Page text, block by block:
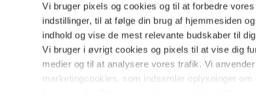
Vi bruger pixels og cookies og til at forbedre
indstillinger, til at følge din brug af hjemmesiden
indhold og vise de mest relevante budskaber til
Vi bruger i øvrigt cookies og pixels til at vise dig
medier og til at analysere vores trafik. Vi
marketingcookies, som indsamler oplysninger
Åbningstider
Man-tors: 09.00-
Fredag: 09.00-
Følg os her
CVR nr 18 53 08 99